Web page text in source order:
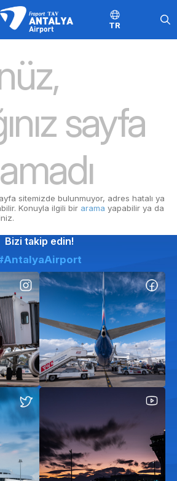
TR
sayfa
sitemizde bulunmuyor, adres hatalı ya
Konuyla ilgili bir arama yapabilir ya da
Bizi takip edin!